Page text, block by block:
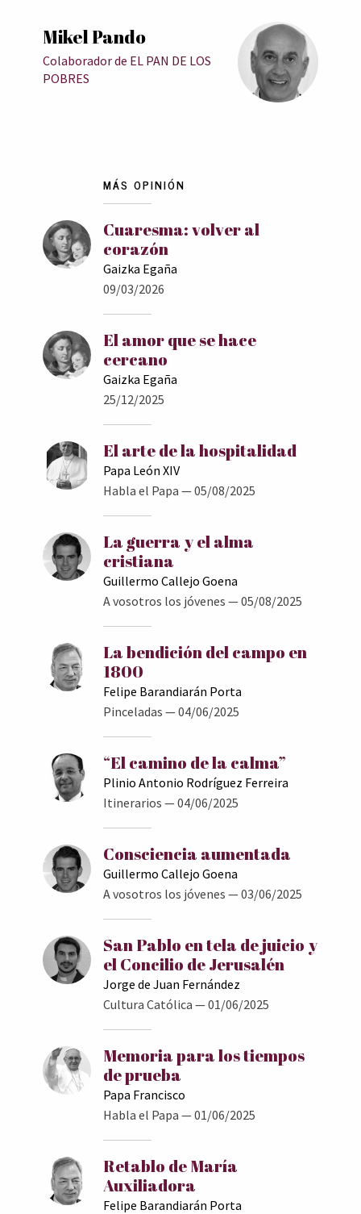
Mikel Pando
Colaborador de EL PAN DE LOS
POBRES
MÁS OPINIÓN
Cuaresma: volver al
corazón
Gaizka Egaña
09/03/2026
El amor que se hace
cercano
Gaizka Egaña
25/12/2025
El arte de la hospitalidad
Papa León XIV
Habla el Papa — 05/08/2025
La guerra y el alma
cristiana
Guillermo Callejo Goena
A vosotros los jóvenes — 05/08/2025
La bendición del campo en
1800
Felipe Barandiarán Porta
Pinceladas — 04/06/2025
“El camino de la calma”
Plinio Antonio Rodríguez Ferreira
Itinerarios — 04/06/2025
Consciencia aumentada
Guillermo Callejo Goena
A vosotros los jóvenes — 03/06/2025
San Pablo en tela de juicio y
el Concilio de Jerusalén
Jorge de Juan Fernández
Cultura Católica — 01/06/2025
Memoria para los tiempos
de prueba
Papa Francisco
Habla el Papa — 01/06/2025
Retablo de María
Auxiliadora
Felipe Barandiarán Porta